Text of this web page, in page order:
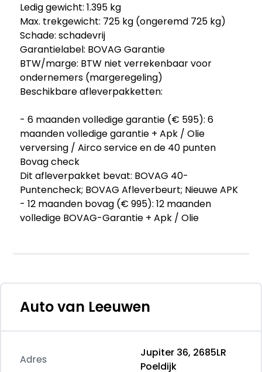
Ledig gewicht: 1.395 kg
Max. trekgewicht: 725 kg (ongeremd 725 kg)
Schade: schadevrij
Garantielabel: BOVAG Garantie
BTW/marge: BTW niet verrekenbaar voor
ondernemers (margeregeling)
Beschikbare afleverpakketten:
- 6 maanden volledige garantie (€ 595): 6
maanden volledige garantie + Apk / Olie
verversing / Airco service en de 40 punten
Bovag check
Dit afleverpakket bevat: BOVAG 40-
Puntencheck; BOVAG Afleverbeurt; Nieuwe APK
- 12 maanden bovag (€ 995): 12 maanden
volledige BOVAG-Garantie + Apk / Olie
Afleverbeurt; Nieuwe APK
- Carvendo (€ 995): 12.000 Km onderhoudsvrij &
12 maanden garantie. Het voertuig wordt
gebracht op locatie na aankoop.
- 12 maanden garantie + externe garantie
Auto van Leeuwen
Adres
Jupiter 36, 2685LR
Poeldijk